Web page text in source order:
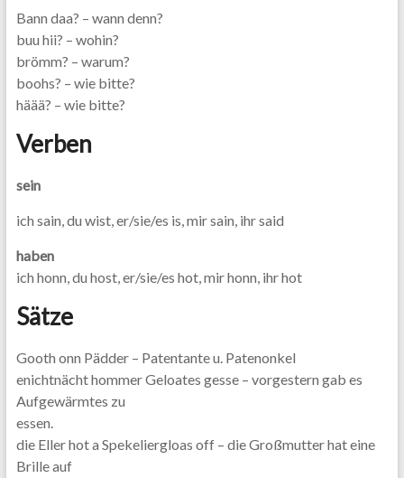
Bann daa? – wann denn?
buu hii? – wohin?
brömm? – warum?
boohs? – wie bitte?
häää? – wie bitte?
Verben
sein
ich sain, du wist, er/sie/es is, mir sain, ihr said
haben
ich honn, du host, er/sie/es hot, mir honn, ihr hot
Sätze
Gooth onn Pädder – Patentante u. Patenonkel
enichtnächt hommer Geloates gesse – vorgestern gab es
Aufgewärmtes zu
essen.
die Eller hot a Spekeliergloas off – die Großmutter hat eine
Brille auf